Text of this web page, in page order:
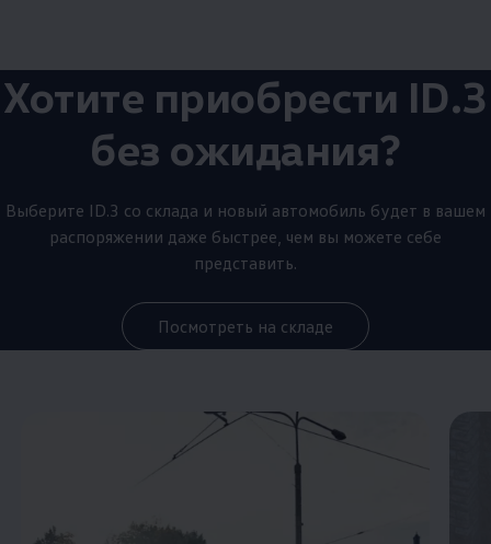
Хотите приобрести ID.3
без ожидания?
Выберите ID.3 со склада и новый автомобиль будет в вашем
распоряжении даже быстрее, чем вы можете себе
представить.
Посмотреть на складе